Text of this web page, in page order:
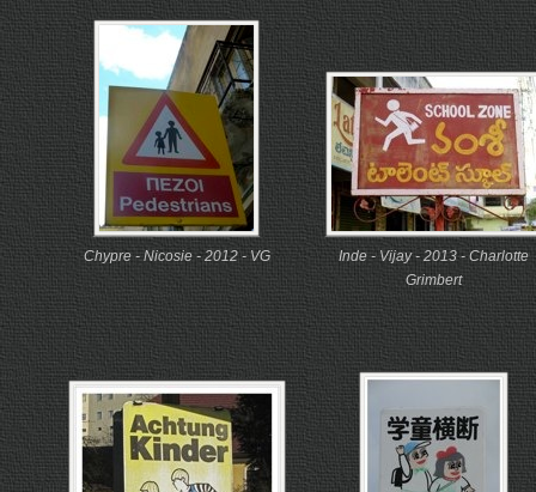
Chypre - Nicosie - 2012 - VG
Inde - Vijay - 2013 - Charlotte
Grimbert